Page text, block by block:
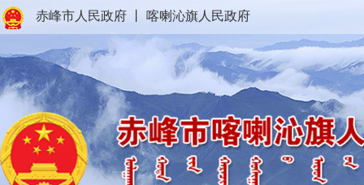
赤峰市人民政府 喀喇沁旗人民政府